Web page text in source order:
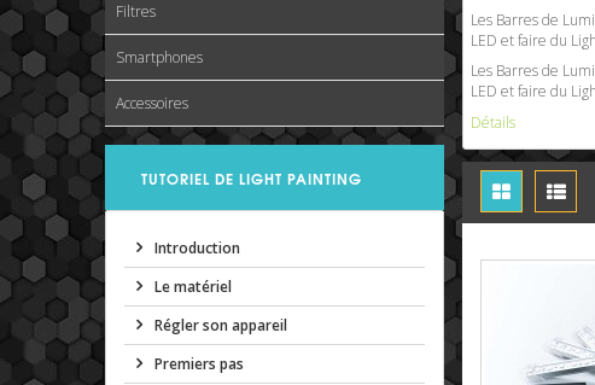
Filtres
Smartphones
Accessoires
TUTORIEL DE LIGHT PAINTING
Introduction
Le matériel
Régler son appareil
Premiers pas
Les Barres de
LED et faire du
Les Barres de
LED et faire du
Détails